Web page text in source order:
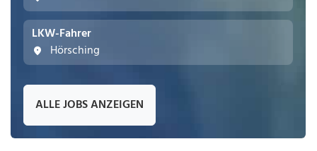
LKW-Fahrer
Hörsching
ALLE JOBS ANZEIGEN